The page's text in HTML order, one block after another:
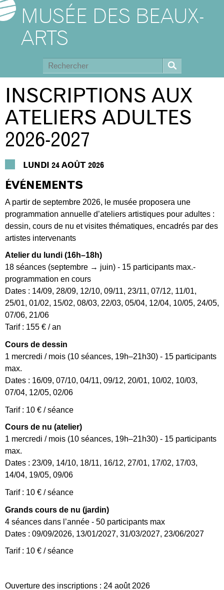
MUSÉE DES BEAUX-
ARTS
INSCRIPTIONS AUX
ATELIERS ADULTES
2026-2027
LUNDI 24 AOÛT 2026
ÉVÉNEMENTS
A partir de septembre 2026, le musée proposera une
programmation annuelle d’ateliers artistiques pour adultes :
dessin, cours de nu et visites thématiques, encadrés par des
artistes intervenants
Atelier du lundi (16h–18h)
18 séances (septembre → juin) - 15 participants max.-
programmation en cours
Dates : 14/09, 28/09, 12/10, 09/11, 23/11, 07/12, 11/01,
25/01, 01/02, 15/02, 08/03, 22/03, 05/04, 12/04, 10/05, 24/05,
07/06, 21/06
Tarif : 155 € / an
Cours de dessin
1 mercredi / mois (10 séances, 19h–21h30) - 15 participants
max.
Dates : 16/09, 07/10, 04/11, 09/12, 20/01, 10/02, 10/03,
07/04, 12/05, 02/06
Tarif : 10 € / séance
Cours de nu (atelier)
1 mercredi / mois (10 séances, 19h–21h30) - 15 participants
max.
Dates : 23/09, 14/10, 18/11, 16/12, 27/01, 17/02, 17/03,
14/04, 19/05, 09/06
Tarif : 10 € / séance
Grands cours de nu (jardin)
4 séances dans l’année - 50 participants max
Dates : 09/09/2026, 13/01/2027, 31/03/2027, 23/06/2027
Tarif : 10 € / séance
Ouverture des inscriptions : 24 août 2026